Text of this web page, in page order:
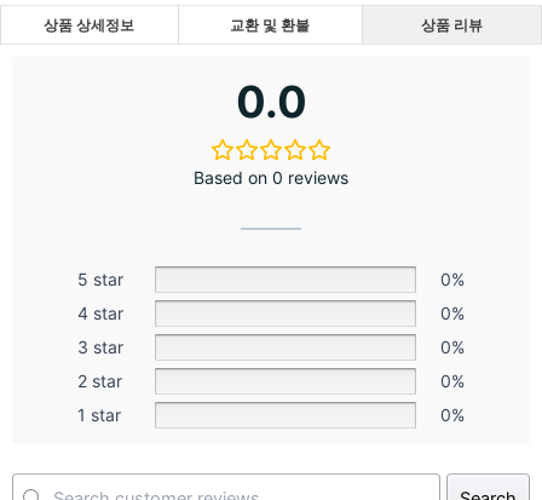
상품 상세정보 교환 및 환불 상품 리뷰
0.0
Based on 0 reviews
5 star
0%
4 star
0%
3 star
0%
2 star
0%
1 star
0%